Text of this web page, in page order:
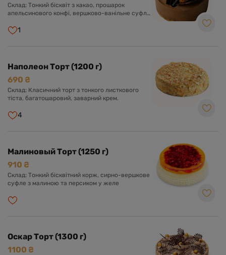
Склад: Тонкий бісквіт з какао, прошарок
апельсинового конфі, вершково-ванільне суфле
шоколадною глазур'ю.
1
Наполеон Торт (1200 г)
690 ₴
Склад: Класичний торт з тонкого листкового
тіста, багатошаровий, заварний крем.
4
Малиновый Торт (1250 г)
910 ₴
Склад: Тонкий бісквітний корж, сирно-вершкове
суфле з малиною та персиком у желе
Оскар Торт (1300 г)
1100 ₴